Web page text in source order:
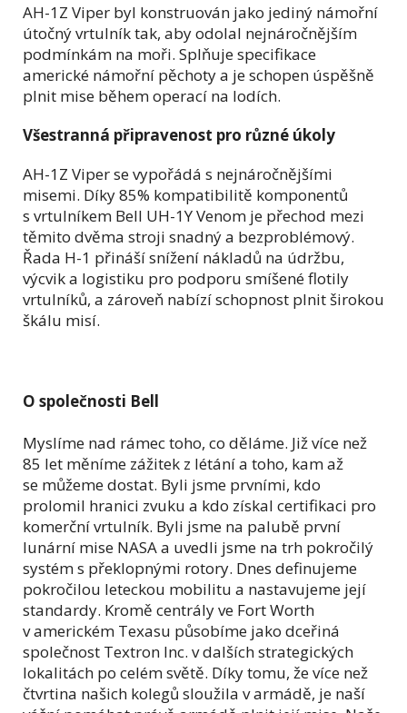
AH-1Z Viper byl konstruován jako jediný námořní
útočný vrtulník tak, aby odolal nejnáročnějším
podmínkám na moři. Splňuje specifikace
americké námořní pěchoty a je schopen úspěšně
plnit mise během operací na lodích.
Všestranná připravenost pro různé úkoly
AH-1Z Viper se vypořádá s nejnáročnějšími
misemi. Díky 85% kompatibilitě komponentů
s vrtulníkem Bell UH-1Y Venom je přechod mezi
těmito dvěma stroji snadný a bezproblémový.
Řada H-1 přináší snížení nákladů na údržbu,
výcvik a logistiku pro podporu smíšené flotily
vrtulníků, a zároveň nabízí schopnost plnit širokou
škálu misí.
O společnosti Bell
Myslíme nad rámec toho, co děláme. Již více než
85 let měníme zážitek z létání a toho, kam až
se můžeme dostat. Byli jsme prvními, kdo
prolomil hranici zvuku a kdo získal certifikaci pro
komerční vrtulník. Byli jsme na palubě první
lunární mise NASA a uvedli jsme na trh pokročilý
systém s překlopnými rotory. Dnes definujeme
pokročilou leteckou mobilitu a nastavujeme její
standardy. Kromě centrály ve Fort Worth
v americkém Texasu působíme jako dceřiná
společnost Textron Inc. v dalších strategických
lokalitách po celém světě. Díky tomu, že více než
čtvrtina našich kolegů sloužila v armádě, je naší